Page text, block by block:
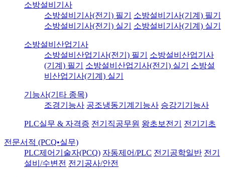
소방설비기사
소방설비기사(전기) 필기
소방설비기사(기계) 필기
소방설비기사(전기) 실기
소방설비기사(기계) 실기
소방설비산업기사
소방설비산업기사(전기) 필기
소방설비산업기사
(기계) 필기
소방설비산업기사(전기) 실기
소방설
비산업기사(기계) 실기
기능사(기타 종목)
조경기능사 공조냉동기계기능사 승강기기능사
PLC실무 & 자격증 전기직공무원 왕초보전기 전기기초
전문서적 (PCQ•실무)
PLC제어기술자(PCQ) 자동제어/PLC 전기공학일반 전기
설비/수변전 전기공사/안전